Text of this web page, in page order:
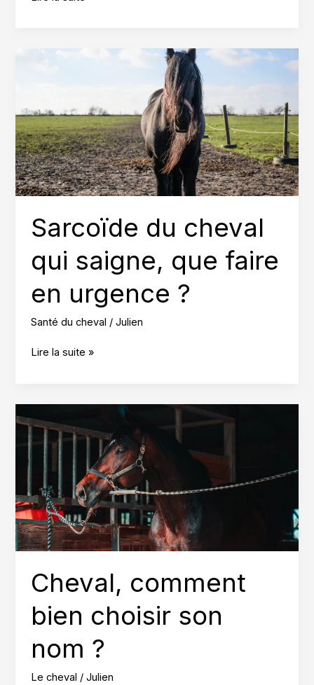
Sarcoïde du cheval
qui saigne, que faire
en urgence ?
Santé du cheval /Julien
Sarcoïde
que
faire
urgence
Lire la suite »
Cheval, comment
bien choisir son
nom ?
Le cheval /Julien